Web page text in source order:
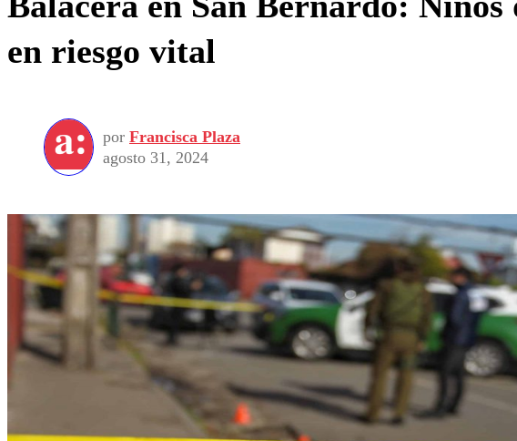
en riesgo vital
por Francisca Plaza
agosto 31, 2024